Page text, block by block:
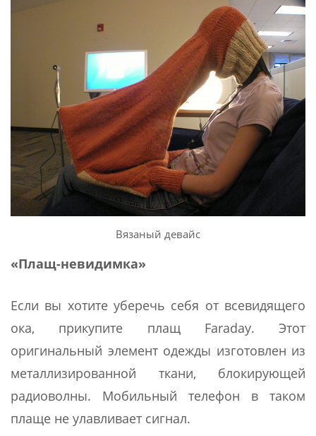
Вязаный девайс
«Плащ-невидимка»
Если вы хотите уберечь себя от всевидящего
ока, прикупите плащ Faraday. Этот
оригинальный элемент одежды изготовлен из
металлизированной ткани, блокирующей
радиоволны. Мобильный телефон в таком
плаще не улавливает сигнал.